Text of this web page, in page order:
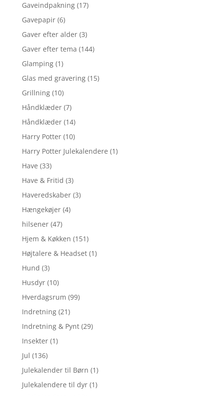
Gaveindpakning (17)
Gavepapir (6)
Gaver efter alder (3)
Gaver efter tema (144)
Glamping (1)
Glas med gravering (15)
Grillning (10)
Håndklæder (7)
Håndklæder (14)
Harry Potter (10)
Harry Potter Julekalendere (1)
Have (33)
Have & Fritid (3)
Haveredskaber (3)
Hængekøjer (4)
hilsener (47)
Hjem & Køkken (151)
Højtalere & Headset (1)
Hund (3)
Husdyr (10)
Hverdagsrum (99)
Indretning (21)
Indretning & Pynt (29)
Insekter (1)
Jul (136)
Julekalender til Børn (1)
Julekalendere til dyr (1)